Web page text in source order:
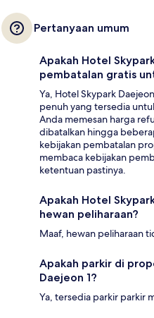
Pertanyaan umum
Apakah Hotel
pembatalan gratis
Ya, Hotel Skypark
penuh yang tersedia
Anda memesan harga
dibatalkan hingga
kebijakan pembatalan
membaca kebijakan
ketentuan pastinya.
Apakah Hotel
hewan peliharaan?
Maaf, hewan peliharaan
Apakah parkir di
Daejeon 1?
Ya, tersedia parkir parkir